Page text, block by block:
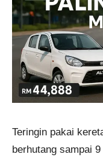
Teringin pakai
berhutang sampai